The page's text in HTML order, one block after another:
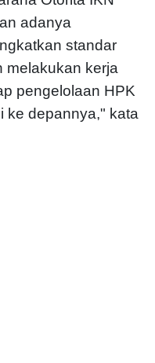
adanya
standar
melakukan kerja
pengelolaan HPK
ke depannya," kata